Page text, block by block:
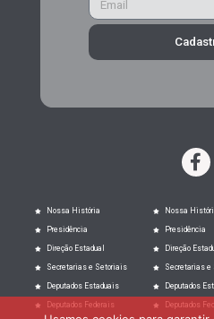
Nossa História
Presidência
Direção Estadual
Secretarias e Setoriais
Deputados Estaduais
Deputados Federais
Nossa
Presidência
Direção
Secretarias e
Deputados
Deputados